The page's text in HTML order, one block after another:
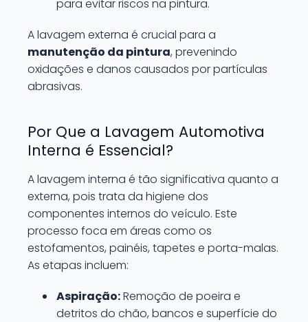
para evitar riscos na pintura.
A lavagem externa é crucial para a
manutenção da pintura, prevenindo
oxidações e danos causados por partículas
abrasivas.
Por Que a Lavagem Automotiva
Interna é Essencial?
A lavagem interna é tão significativa quanto a
externa, pois trata da higiene dos
componentes internos do veículo. Este
processo foca em áreas como os
estofamentos, painéis, tapetes e porta-malas.
As etapas incluem:
Aspiração:Remoção de poeira e
detritos do chão, bancos e superfície do